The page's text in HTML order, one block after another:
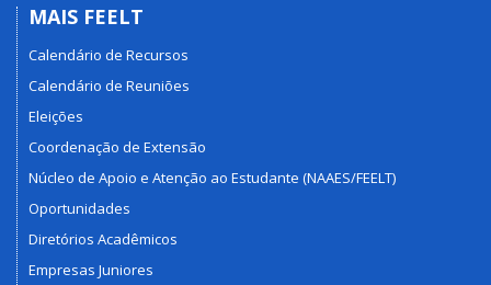
MAIS FEELT
Calendário de Recursos
Calendário de Reuniões
Eleições
Coordenação de Extensão
Núcleo de Apoio e Atenção ao Estudante (NAAES/FEELT)
Oportunidades
Diretórios Acadêmicos
Empresas Juniores